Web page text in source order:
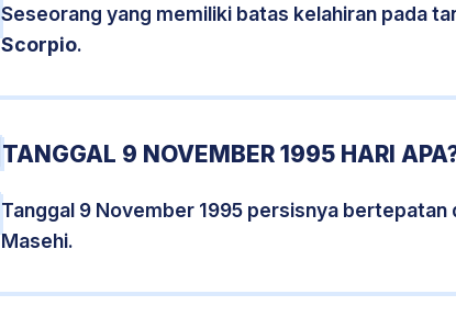
Seseorang yang memiliki batas kelahiran pada
Scorpio.
TANGGAL 9 NOVEMBER 1995 HARI
Tanggal 9 November 1995 persisnya bertepatan
Masehi.